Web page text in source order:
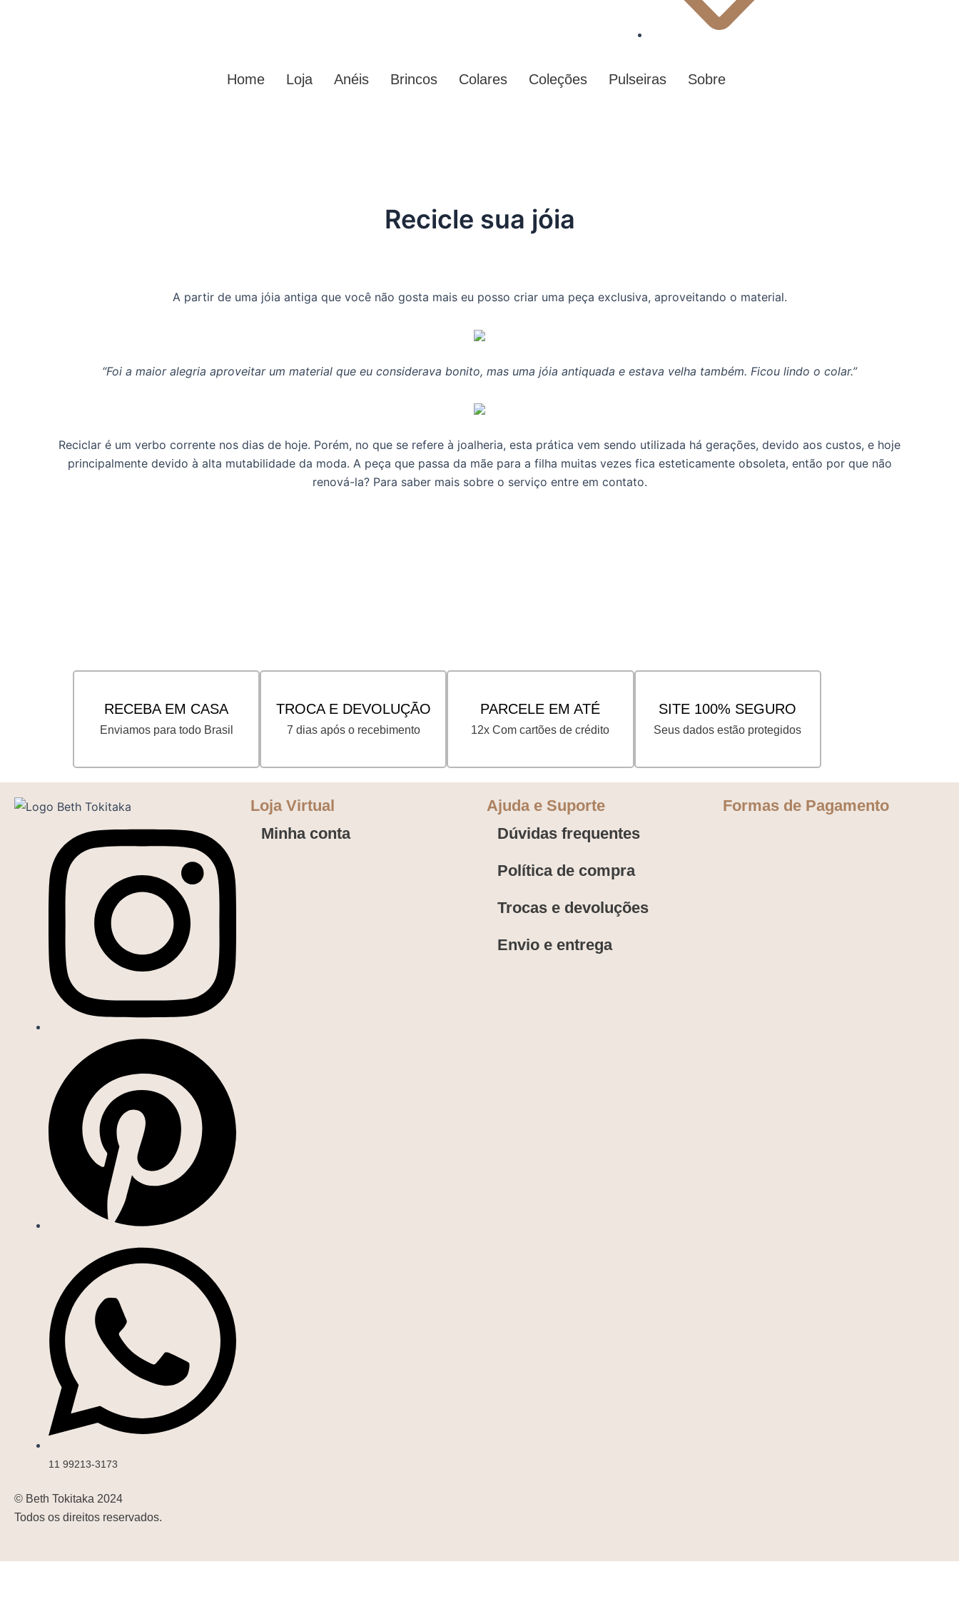
Home Loja Anéis Brincos Colares Coleções Pulseiras Sobre
Recicle sua jóia
A partir de uma jóia antiga que você não gosta mais eu posso criar uma peça exclusiva, aproveitando o material.
“Foi a maior alegria aproveitar um material que eu considerava bonito, mas uma jóia antiquada e estava velha também. Ficou lindo o colar.”
Reciclar é um verbo corrente nos dias de hoje. Porém, no que se refere à joalheria, esta prática vem sendo utilizada há gerações, devido aos custos, e hoje
principalmente devido à alta mutabilidade da moda. A peça que passa da mãe para a filha muitas vezes fica esteticamente obsoleta, então por que não
renová-la? Para saber mais sobre o serviço entre em contato.
RECEBA EM CASA
Enviamos para todo Brasil
TROCA E DEVOLUÇÃO
7 dias após o recebimento
PARCELE EM ATÉ
12x Com cartões de crédito
SITE 100% SEGURO
Seus dados estão protegidos
11 99213-3173
© Beth Tokitaka 2024
Todos os direitos reservados.
Loja Virtual
Minha conta
Ajuda e Suporte
Dúvidas frequentes
Política de compra
Trocas e devoluções
Envio e entrega
Formas de Pagamento